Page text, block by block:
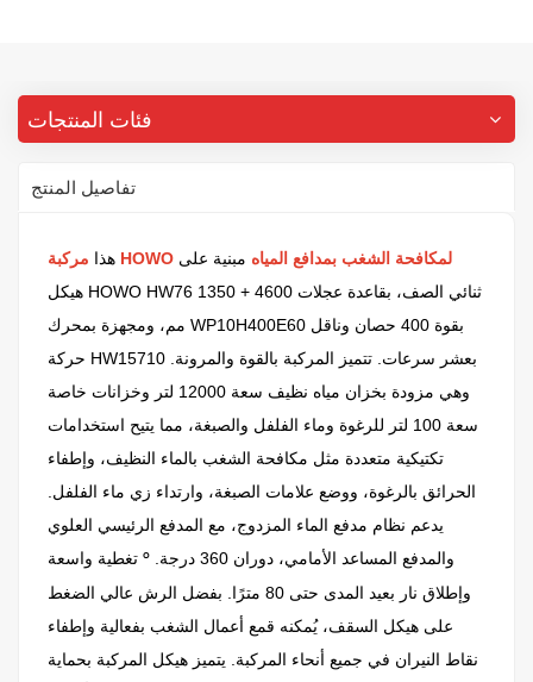
فئات المنتجات
تفاصيل المنتج
هذا مركبة HOWO لمكافحة الشغب بمدافع المياه مبنية على
هيكل HOWO HW76 ثنائي الصف، بقاعدة عجلات 4600 + 1350
مم، ومجهزة بمحرك WP10H400E60 بقوة 400 حصان وناقل
حركة HW15710 بعشر سرعات. تتميز المركبة بالقوة والمرونة.
وهي مزودة بخزان مياه نظيف سعة 12000 لتر وخزانات خاصة
سعة 100 لتر للرغوة وماء الفلفل والصبغة، مما يتيح استخدامات
تكتيكية متعددة مثل مكافحة الشغب بالماء النظيف، وإطفاء
الحرائق بالرغوة، ووضع علامات الصبغة، وارتداء زي ماء الفلفل.
يدعم نظام مدفع الماء المزدوج، مع المدفع الرئيسي العلوي
والمدفع المساعد الأمامي، دوران 360 درجة.
° تغطية واسعة
وإطلاق نار بعيد المدى حتى 80 مترًا. بفضل الرش عالي الضغط
على هيكل السقف، يُمكنه قمع أعمال الشغب بفعالية وإطفاء
نقاط النيران في جميع أنحاء المركبة. يتميز هيكل المركبة بحماية